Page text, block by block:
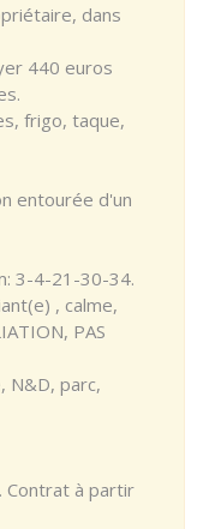
dans
440 euros
frigo, taque,
entourée d'un
3-4-21-30-34.
, calme,
PAS
N&D, parc,
Contrat à partir